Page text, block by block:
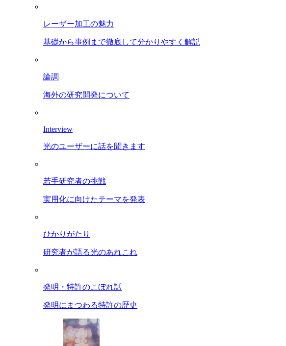
レーザー加工の魅力
基礎から事例まで徹底して分かりやすく解説
論調
海外の研究開発について
Interview
光のユーザーに話を聞きます
若手研究者の挑戦
実用化に向けたテーマを発表
ひかりがたり
研究者が語る光のあれこれ
発明・特許のこぼれ話
発明にまつわる特許の歴史